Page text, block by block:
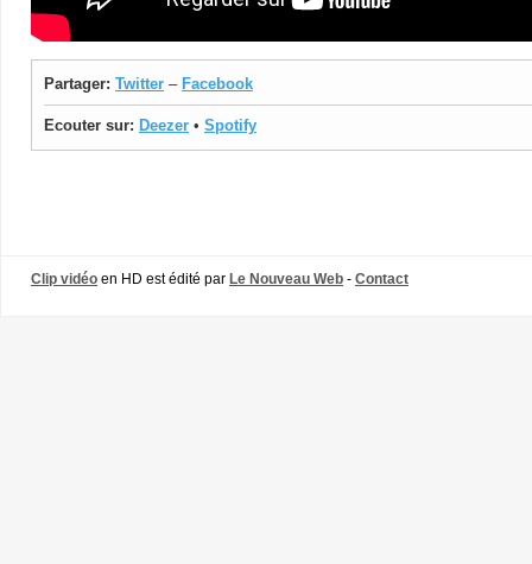
Partager: Twitter – Facebook
Ecouter sur: Deezer • Spotify
Clip vidéo en HD est édité par Le Nouveau Web - Contact